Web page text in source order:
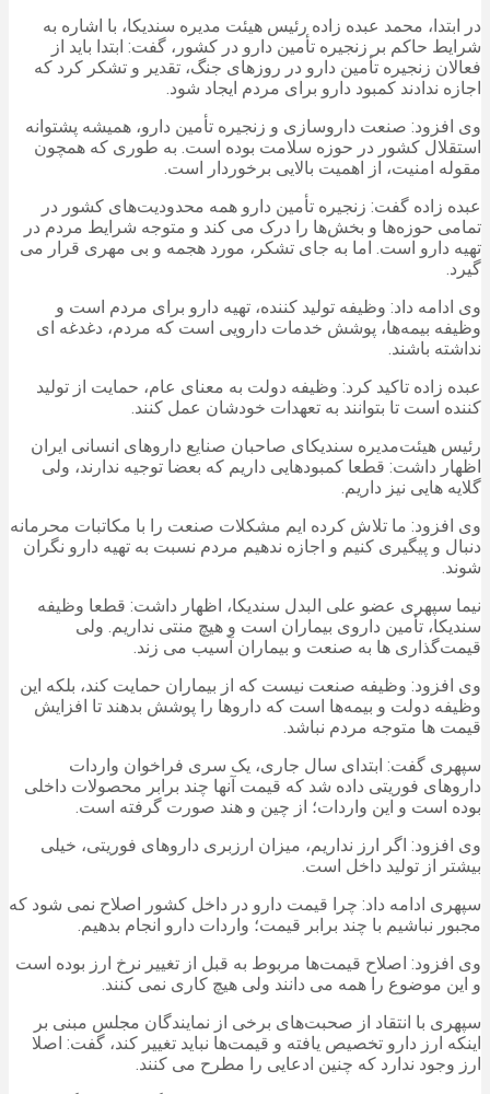
در ابتدا، محمد عبده زاده رئیس هیئت مدیره سندیکا، با اشاره به
شرایط حاکم بر زنجیره تأمین دارو در کشور، گفت: ابتدا باید از
فعالان زنجیره تأمین دارو در روزهای جنگ، تقدیر و تشکر کرد که
اجازه ندادند کمبود دارو برای مردم ایجاد شود.
وی افزود: صنعت داروسازی و زنجیره تأمین دارو، همیشه پشتوانه
استقلال کشور در حوزه سلامت بوده است. به طوری که همچون
مقوله امنیت، از اهمیت بالایی برخوردار است.
عبده زاده گفت: زنجیره تأمین دارو همه محدودیت‌های کشور در
تمامی حوزه‌ها و بخش‌ها را درک می کند و متوجه شرایط مردم در
تهیه دارو است. اما به جای تشکر، مورد هجمه و بی مهری قرار می
گیرد.
وی ادامه داد: وظیفه تولید کننده، تهیه دارو برای مردم است و
وظیفه بیمه‌ها، پوشش خدمات دارویی است که مردم، دغدغه ای
نداشته باشند.
عبده زاده تاکید کرد: وظیفه دولت به معنای عام، حمایت از تولید
کننده است تا بتوانند به تعهدات خودشان عمل کنند.
رئیس هیئت‌مدیره سندیکای صاحبان صنایع داروهای انسانی ایران
اظهار داشت: قطعا کمبودهایی داریم که بعضا توجیه ندارند، ولی
گلایه هایی نیز داریم.
وی افزود: ما تلاش کرده ایم مشکلات صنعت را با مکاتبات محرمانه
دنبال و پیگیری کنیم و اجازه ندهیم مردم نسبت به تهیه دارو نگران
شوند.
نیما سپهری عضو علی البدل سندیکا، اظهار داشت: قطعا وظیفه
سندیکا، تأمین داروی بیماران است و هیچ منتی نداریم. ولی
قیمت‌گذاری ها به صنعت و بیماران آسیب می زند.
وی افزود: وظیفه صنعت نیست که از بیماران حمایت کند، بلکه این
وظیفه دولت و بیمه‌ها است که داروها را پوشش بدهند تا افزایش
قیمت ها متوجه مردم نباشد.
سپهری گفت: ابتدای سال جاری، یک سری فراخوان واردات
داروهای فوریتی داده شد که قیمت آنها چند برابر محصولات داخلی
بوده است و این واردات؛ از چین و هند صورت گرفته است.
وی افزود: اگر ارز نداریم، میزان ارزبری داروهای فوریتی، خیلی
بیشتر از تولید داخل است.
سپهری ادامه داد: چرا قیمت دارو در داخل کشور اصلاح نمی شود که
مجبور نباشیم با چند برابر قیمت؛ واردات دارو انجام بدهیم.
وی افزود: اصلاح قیمت‌ها مربوط به قبل از تغییر نرخ ارز بوده است
و این موضوع را همه می دانند ولی هیچ کاری نمی کنند.
سپهری با انتقاد از صحبت‌های برخی از نمایندگان مجلس مبنی بر
اینکه ارز دارو تخصیص یافته و قیمت‌ها نباید تغییر کند، گفت: اصلا
ارز وجود ندارد که چنین ادعایی را مطرح می کنند.